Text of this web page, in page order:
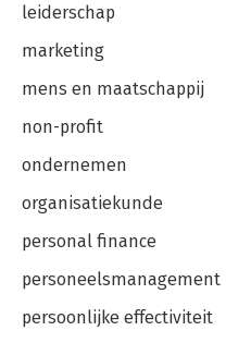
leiderschap
marketing
mens en maatschappij
non-profit
ondernemen
organisatiekunde
personal finance
personeelsmanagement
persoonlijke effectiviteit